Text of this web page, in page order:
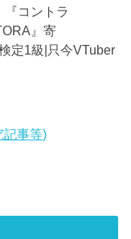
『コントラ
』寄
定1級|只今VTuber
記事等)